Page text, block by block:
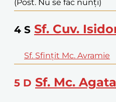
(Post. Nu se fac nunți)
4 S Sf. Cuv.
Sf. Sfințit Mc. Avramie
5 D Sf. Mc.